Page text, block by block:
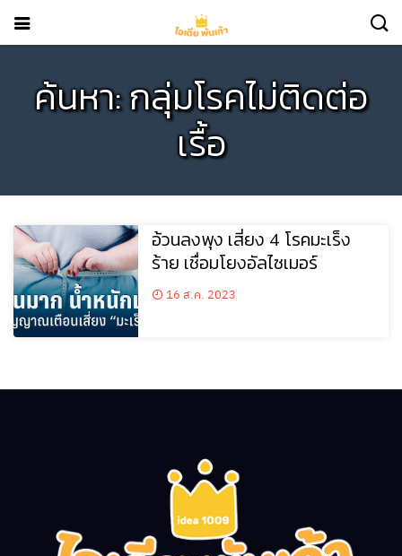
ค้นหา: กลุ่มโรคไม่ติดต่อ
เรื้อ
อ้วนลงพุง เสี่ยง 4 โรคมะเร็ง
ร้าย เชื่อมโยงอัลไซเมอร์
16 ส.ค. 2023